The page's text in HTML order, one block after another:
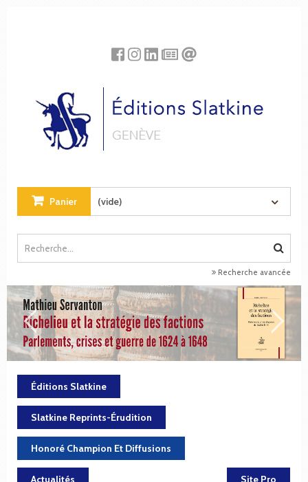
Panier (vide)
Recherche avancée
Éditions Slatkine
Slatkine Reprints-Érudition
Honoré Champion Et Diffusions
Actualités Site Pro